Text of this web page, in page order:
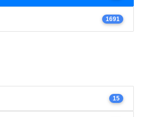
1691
15